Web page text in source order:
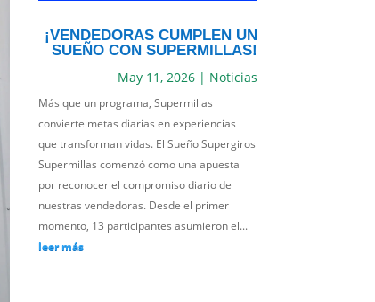
¡VENDEDORAS CUMPLEN UN
SUEÑO CON SUPERMILLAS!
May 11, 2026| Noticias
Más que un programa, Supermillas
convierte metas diarias en experiencias
que transforman vidas. El Sueño Supergiros
Supermillas comenzó como una apuesta
por reconocer el compromiso diario de
nuestras vendedoras. Desde el primer
momento, 13 participantes asumieron el...
leer más